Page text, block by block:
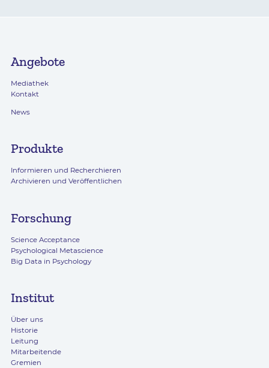
Angebote
Mediathek
Kontakt
News
Produkte
Informieren und Recherchieren
Archivieren und Veröffentlichen
Forschung
Science Acceptance
Psychological Metascience
Big Data in Psychology
Institut
Über uns
Historie
Leitung
Mitarbeitende
Gremien